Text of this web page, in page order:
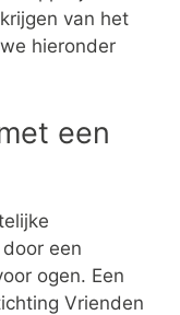
van het
hieronder
een
een
ogen. Een
Vrienden